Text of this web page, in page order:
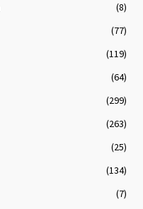
(8)
(77)
(119)
(64)
(299)
(263)
(25)
(134)
(7)